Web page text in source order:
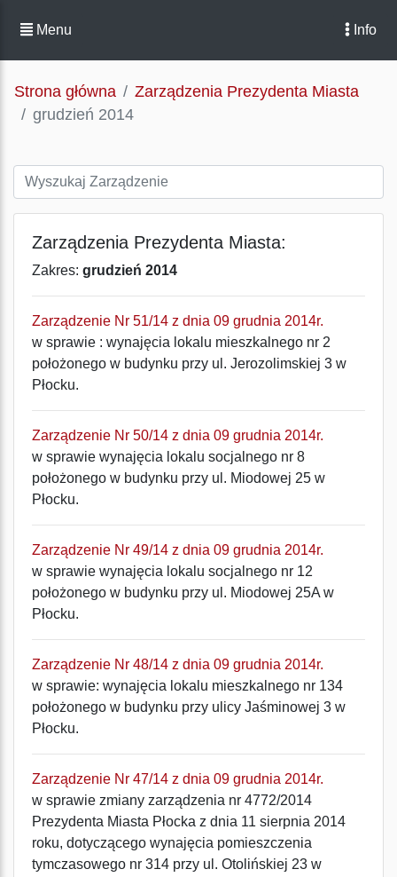
Menu Info
Strona główna
Zarządzenia Prezydenta Miasta
grudzień 2014
Zarządzenia Prezydenta Miasta:
Zakres: grudzień 2014
Zarządzenie Nr 51/14 z dnia 09 grudnia 2014r.
w sprawie : wynajęcia lokalu mieszkalnego nr 2
położonego w budynku przy ul. Jerozolimskiej 3 w
Płocku.
Zarządzenie Nr 50/14 z dnia 09 grudnia 2014r.
w sprawie wynajęcia lokalu socjalnego nr 8
położonego w budynku przy ul. Miodowej 25 w
Płocku.
Zarządzenie Nr 49/14 z dnia 09 grudnia 2014r.
w sprawie wynajęcia lokalu socjalnego nr 12
położonego w budynku przy ul. Miodowej 25A w
Płocku.
Zarządzenie Nr 48/14 z dnia 09 grudnia 2014r.
w sprawie: wynajęcia lokalu mieszkalnego nr 134
położonego w budynku przy ulicy Jaśminowej 3 w
Płocku.
Zarządzenie Nr 47/14 z dnia 09 grudnia 2014r.
w sprawie zmiany zarządzenia nr 4772/2014
Prezydenta Miasta Płocka z dnia 11 sierpnia 2014
roku, dotyczącego wynajęcia pomieszczenia
tymczasowego nr 314 przy ul. Otolińskiej 23 w